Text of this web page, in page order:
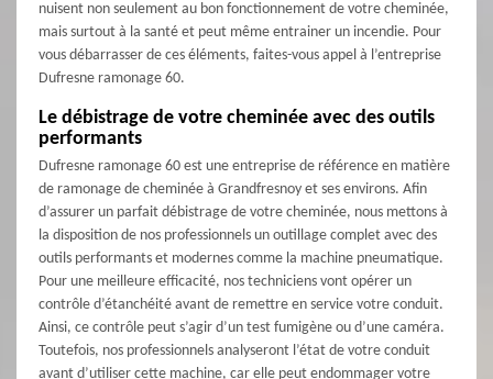
nuisent non seulement au bon fonctionnement de votre cheminée,
mais surtout à la santé et peut même entrainer un incendie. Pour
vous débarrasser de ces éléments, faites-vous appel à l’entreprise
Dufresne ramonage 60.
Le débistrage de votre cheminée avec des outils
performants
Dufresne ramonage 60 est une entreprise de référence en matière
de ramonage de cheminée à Grandfresnoy et ses environs. Afin
d’assurer un parfait débistrage de votre cheminée, nous mettons à
la disposition de nos professionnels un outillage complet avec des
outils performants et modernes comme la machine pneumatique.
Pour une meilleure efficacité, nos techniciens vont opérer un
contrôle d’étanchéité avant de remettre en service votre conduit.
Ainsi, ce contrôle peut s’agir d’un test fumigène ou d’une caméra.
Toutefois, nos professionnels analyseront l’état de votre conduit
avant d’utiliser cette machine, car elle peut endommager votre